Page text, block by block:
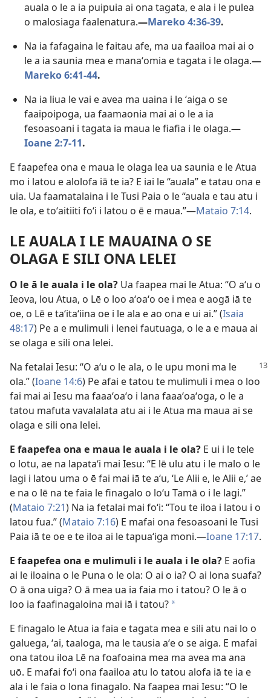
auala o le a ia puipuia ai ona tagata, e ala i le pulea
o malosiaga faalenatura.​—Mareko 4:36-39.
Na ia fafagaina le faitau afe, ma ua faailoa mai ai o
le a ia saunia mea e manaʻomia e tagata i le olaga.​—
Mareko 6:41-44.
Na ia liua le vai e avea ma uaina i le ʻaiga o se
faaipoipoga, ua faamaonia mai ai o le a ia
fesoasoani i tagata ia maua le fiafia i le olaga.​—
Ioane 2:7-11.
E faapefea ona e maua le olaga lea ua saunia e le Atua
mo i latou e alolofa iā te ia? E iai le “auala” e tatau ona e
uia. Ua faamatalaina i le Tusi Paia o le “auala e tau atu i
le ola, e toʻaitiiti foʻi i latou o ē e maua.”​—Mataio 7:14.
LE AUALA I LE MAUAINA O SE
OLAGA E SILI ONA LELEI
O le ā le auala i le ola? Ua faapea mai le Atua: “O aʻu o
Ieova, lou Atua, o Lē o loo aʻoaʻo oe i mea e aogā iā te
oe, o Lē e taʻitaʻiina oe i le ala e ao ona e ui ai.” (Isaia
48:17) Pe a e mulimuli i lenei fautuaga, o le a e maua ai
se olaga e sili ona lelei.
Na fetalai Iesu: “O aʻu o le ala, o le upu moni ma le
ola.” (Ioane 14:6) Pe afai e tatou te mulimuli i mea o loo
fai mai ai Iesu ma faaaʻoaʻo i lana faaaʻoaʻoga, o le a
tatou mafuta vavalalata atu ai i le Atua ma maua ai se
olaga e sili ona lelei.
E faapefea ona e maua le auala i le ola? E ui i le tele
o lotu, ae na lapataʻi mai Iesu: “E lē ulu atu i le malo o le
lagi i latou uma o ē fai mai iā te aʻu, ʻLe Alii e, le Alii e,’ ae
e na o lē na te faia le finagalo o loʻu Tamā o i le lagi.”
(Mataio 7:21) Na ia fetalai mai foʻi: “Tou te iloa i latou i o
latou fua.” (Mataio 7:16) E mafai ona fesoasoani le Tusi
Paia iā te oe e te iloa ai le tapuaʻiga moni.​—Ioane 17:17.
E faapefea ona e mulimuli i le auala i le ola? E aofia
ai le iloaina o le Puna o le ola: O ai o ia? O ai lona suafa?
O ā ona uiga? O ā mea ua ia faia mo i tatou? O le ā o
loo ia faafinagaloina mai iā i tatou? a
E finagalo le Atua ia faia e tagata mea e sili atu nai lo o
galuega, ʻai, taaloga, ma le tausia aʻe o se aiga. E mafai
ona tatou iloa Lē na foafoaina mea ma avea ma ana
uō. E mafai foʻi ona faailoa atu lo tatou alofa iā te ia e
ala i le faia o lona finagalo. Na faapea mai Iesu: “O le